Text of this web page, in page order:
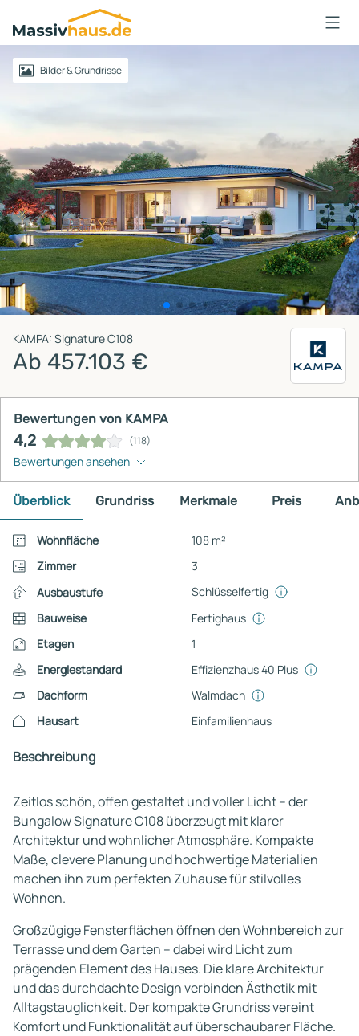
Massivhaus
Logo
AnmeldenBilder & Grundrisse
KAMPA: Signature C108
Ab 457.103 €
Bewertungen von KAMPA
4,2 (118)
Bewertungen ansehen
Überblick Grundriss Merkmale Preis
Wohnfläche
108 m²
Zimmer
3
Ausbaustufe
Schlüsselfertig
Bauweise
Fertighaus
Etagen
1
Energiestandard
Effizienzhaus 40 Plus
Dachform
Walmdach
Hausart
Einfamilienhaus
Beschreibung
Zeitlos schön, offen gestaltet und voller Licht – der
Bungalow Signature C108 überzeugt mit klarer
Architektur und wohnlicher Atmosphäre. Kompakte
Maße, clevere Planung und hochwertige Materialien
machen ihn zum perfekten Zuhause für stilvolles
Wohnen.
Großzügige Fensterflächen öffnen den Wohnbereich zur
Terrasse und dem Garten – dabei wird Licht zum
prägenden Element des Hauses. Die klare Architektur
und das durchdachte Design verbinden Ästhetik mit
Alltagstauglichkeit. Der kompakte Grundriss vereint
Komfort und Funktionalität auf überschaubarer Fläche.